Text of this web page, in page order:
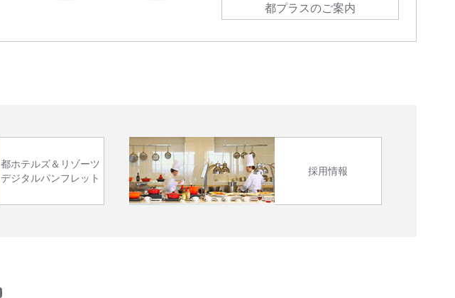
都プラスのご案内
都ホテルズ＆リゾーツ
デジタルパンフレット
採用情報